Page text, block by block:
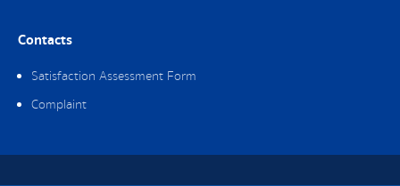
Contacts
Satisfaction Assessment Form
Complaint